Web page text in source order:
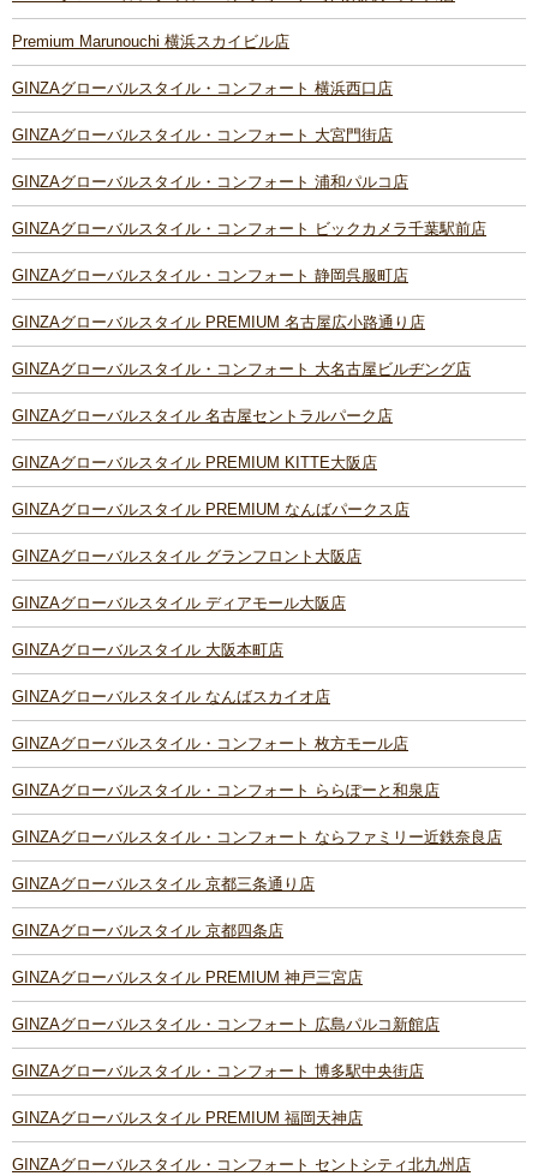
Premium Marunouchi 横浜スカイビル店
GINZAグローバルスタイル・コンフォート 横浜西口店
GINZAグローバルスタイル・コンフォート 大宮門街店
GINZAグローバルスタイル・コンフォート 浦和パルコ店
GINZAグローバルスタイル・コンフォート ビックカメラ千葉駅前店
GINZAグローバルスタイル・コンフォート 静岡呉服町店
GINZAグローバルスタイル PREMIUM 名古屋広小路通り店
GINZAグローバルスタイル・コンフォート 大名古屋ビルヂング店
GINZAグローバルスタイル 名古屋セントラルパーク店
GINZAグローバルスタイル PREMIUM KITTE大阪店
GINZAグローバルスタイル PREMIUM なんばパークス店
GINZAグローバルスタイル グランフロント大阪店
GINZAグローバルスタイル ディアモール大阪店
GINZAグローバルスタイル 大阪本町店
GINZAグローバルスタイル なんばスカイオ店
GINZAグローバルスタイル・コンフォート 枚方モール店
GINZAグローバルスタイル・コンフォート ららぽーと和泉店
GINZAグローバルスタイル・コンフォート ならファミリー近鉄奈良店
GINZAグローバルスタイル 京都三条通り店
GINZAグローバルスタイル 京都四条店
GINZAグローバルスタイル PREMIUM 神戸三宮店
GINZAグローバルスタイル・コンフォート 広島パルコ新館店
GINZAグローバルスタイル・コンフォート 博多駅中央街店
GINZAグローバルスタイル PREMIUM 福岡天神店
GINZAグローバルスタイル・コンフォート セントシティ北九州店